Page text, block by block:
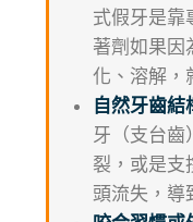
式假牙是靠
著劑如果因
化、溶解，
自然牙齒結
牙（支台齒
裂，或是支
頭流失，導